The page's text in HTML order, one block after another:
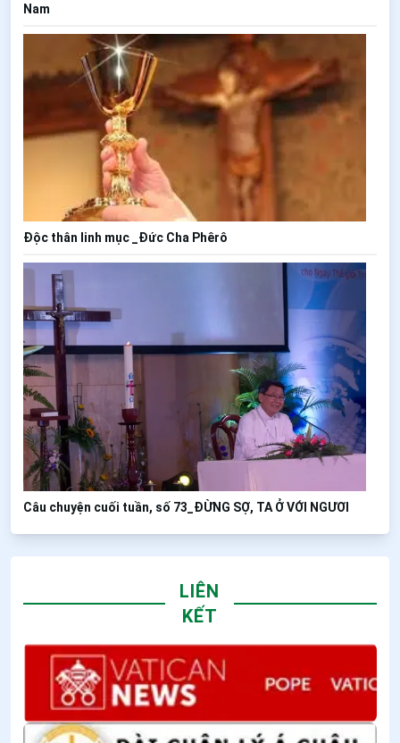
Nam
Độc thân linh mục _Đức Cha Phêrô
Câu chuyện cuối tuần, số 73_ĐỪNG SỢ, TA Ở VỚI NGƯƠI
LIÊN
KẾT